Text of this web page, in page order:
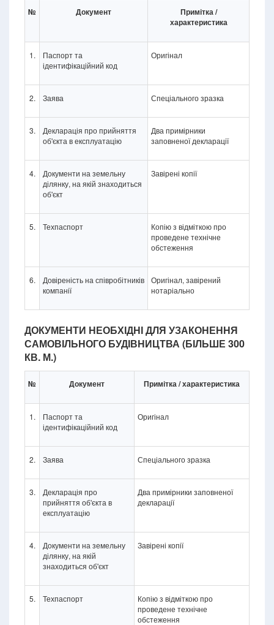
№ Документ
Примітка /
характеристика
1.
Паспорт та
ідентифікаційний код
Оригінал
2. Заява Спеціального зразка
3.
Декларація про прийняття
об'єкта в експлуатацію
Два примірники
заповненої декларації
4.
Документи на земельну
ділянку, на якій знаходиться
об'єкт
Завірені копії
5. Техпаспорт
Копію з відміткою про
проведене технічне
обстеження
6.
Довіреність на співробітників
компанії
Оригінал, завірений
нотаріально
ДОКУМЕНТИ НЕОБХІДНІ ДЛЯ УЗАКОНЕННЯ
САМОВІЛЬНОГО БУДІВНИЦТВА (БІЛЬШЕ 300
КВ. М.)
№ Документ Примітка / характеристика
1.
Паспорт та
ідентифікаційний код
Оригінал
2. Заява Спеціального зразка
3.
Декларація про
прийняття об'єкта в
експлуатацію
Два примірники заповненої
декларації
4.
Документи на земельну
ділянку, на якій
знаходиться об'єкт
Завірені копії
5. Техпаспорт
Копію з відміткою про
проведене технічне
обстеження